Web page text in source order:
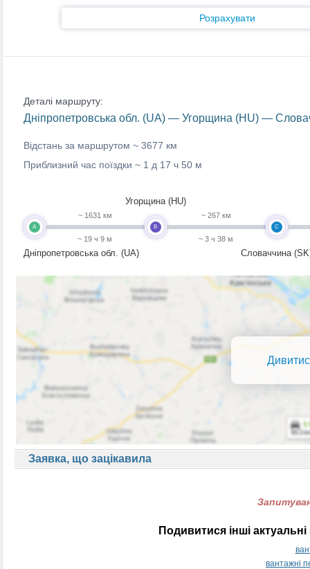
Розрахувати
Деталі маршруту:
Дніпропетровська обл. (UA) — Угорщина (HU) —
Відстань за маршрутом ~ 3677 км
Приблизний час поїздки ~ 1 д 17 ч 50 м
A
Дніпропетровська обл. (UA)
~ 1631 км
~ 19 ч 9 м
B
Угорщина (HU)
~ 267 км
~ 3 ч 38 м
C
Словаччина
Заявка, що зацікавила
Подивитися інші
вантажні